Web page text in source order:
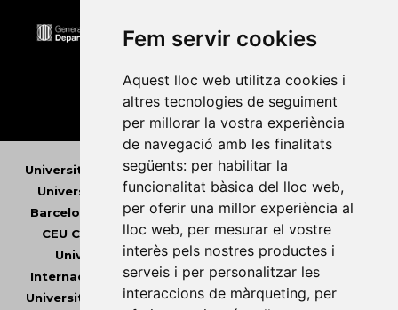
Fem servir cookies
Aquest lloc web utilitza cookies i
altres tecnologies de seguiment
per millorar la vostra experiència
de navegació amb les finalitats
següents: per habilitar la
funcionalitat bàsica del lloc web,
per oferir una millor experiència al
lloc web, per mesurar el vostre
interès pels nostres productes i
serveis i per personalitzar les
interaccions de màrqueting, per
Universitat Abat Oliba CEU•Universitat d'Alacant
Universitat d'Andorra•Universitat Autònoma de
Barcelona
Universitat de Barcelona• Universitat
CEU Cardenal Herrera•Universitat de Girona
Universitat de les Illes Balears•Universitat
Internacional de Catalunya
•Universitat Jaume I
Universitat de Lleida•Universitat Miguel Hernández